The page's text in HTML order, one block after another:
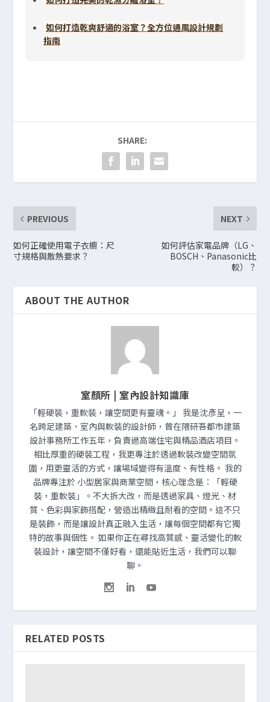
如何打造乾爽舒適的浴室？全方位通風設計規劃
指南
SHARE:
PREVIOUS
如何正確使用電子衣櫥：尺
寸規格與散熱要求？
NEXT
如何評估家電品牌（LG、
BOSCH、Panasonic比
較）？
ABOUT THE AUTHOR
室顏所 | 室內設計知識庫
「輕硬裝，重軟裝，讓空間更有靈魂。」 我是沈彥呈，一
名跨足建築、室內與軟裝的設計師，曾在隈研吾都市建築
設計事務所工作五年，負責過高端住宅與精品酒店項目。
相比厚重的硬裝工程，我更專注於透過軟裝改變空間氛
圍，用更靈活的方式，讓場域變得有溫度、有性格。 我的
品牌專注於 小型居家與商業空間，核心理念是：「輕硬
裝，重軟裝」。不大拆大改，而是透過家具、燈光、材
質、色彩與家飾搭配，營造出精緻且耐看的空間。這不只
是裝飾，而是讓設計真正融入生活，讓每個空間都有它獨
特的故事與個性。 如果你正在尋找高質感、靈活變化的軟
裝設計，讓空間不僅好看，還能貼近生活，我們可以聊
聊。
RELATED POSTS